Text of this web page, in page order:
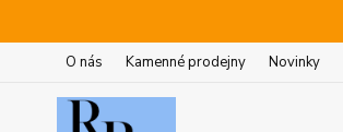
O nás Kamenné prodejny Novinky